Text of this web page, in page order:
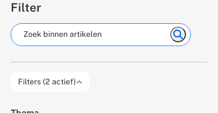
Filter
Zoeken
Zoeken
Filters (2 actief)